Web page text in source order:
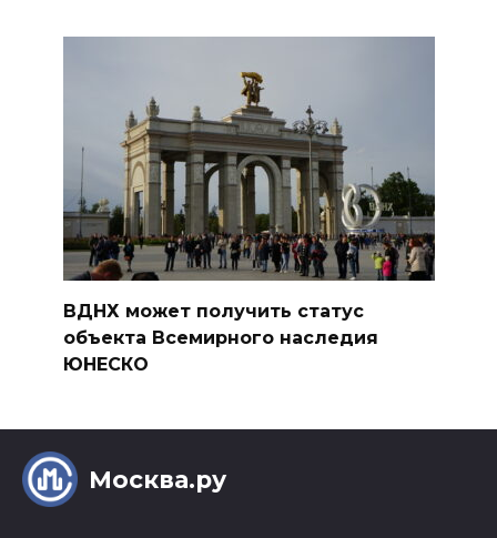
ВДНХ может получить статус
объекта Всемирного наследия
ЮНЕСКО
Москва.ру